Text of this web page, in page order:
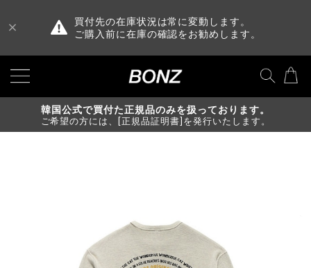
買付先の在庫状況は常に変動します。
ご購入前に在庫の確認をお勧めします。
韓国公式で買付た正規品のみを扱っております。
ご希望の方には、[正規品証明書]を発行いたします。